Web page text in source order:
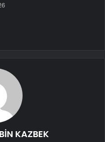
KAZBEK